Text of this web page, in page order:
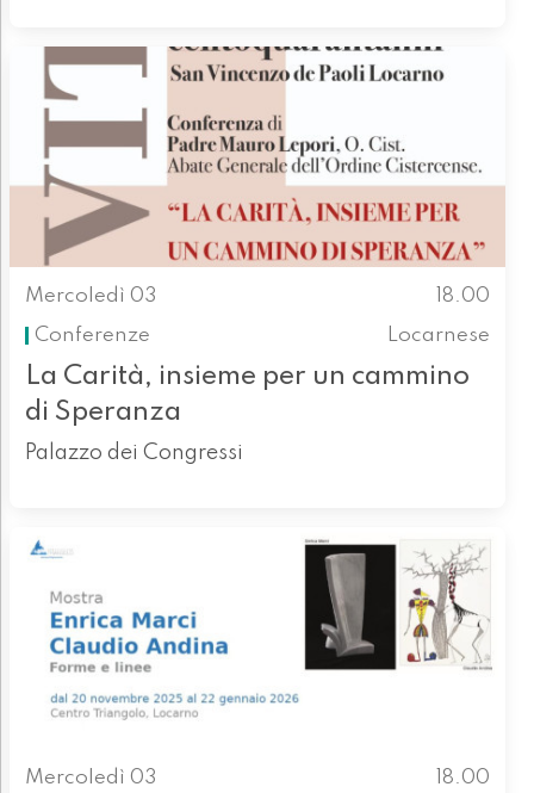
Mercoledì 03
18.00
Conferenze
Locarnese
La Carità, insieme per un cammino
di Speranza
Palazzo dei Congressi
Mercoledì 03
18.00